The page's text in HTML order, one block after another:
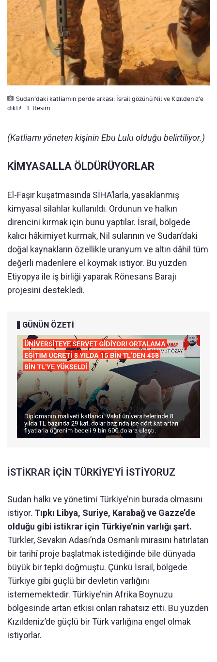
Sudan’daki katliamın perde arkası: İsrail gözünü Nil ve Kızıldeniz’e
dikti! - 1. Resim
(Katliamı yöneten kişinin Ebu Lulu olduğu belirtiliyor.)
KİMYASALLA ÖLDÜRÜYORLAR
El-Faşir kuşatmasında SİHA’larla, yasaklanmış
kimyasal silahlar kullanıldı. Ordunun ve halkın
direncini kırmak için bunu yaptılar. İsrail, bölgede
kalıcı hâkimiyet kurmak, Nil sularının ve Sudan’daki
doğal kaynakların özellikle uranyum ve altın dâhil tüm
değerli madenlere el koymak istiyor. Bu yüzden
Etiyopya ile iş birliği yaparak Rönesans Barajı
projesini destekledi.
GÜNÜN ÖZETİ
İSTİKRAR İÇİN TÜRKİYE'Yİ İSTİYORUZ
Sudan halkı ve yönetimi Türkiye’nin burada olmasını
istiyor. Tıpkı Libya, Suriye, Karabağ ve Gazze’de
olduğu gibi istikrar için Türkiye’nin varlığı şart.
Türkler, Sevakin Adası’nda Osmanlı mirasını hatırlatan
bir tarihî proje başlatmak istediğinde bile dünyada
büyük bir tepki doğmuştu. Çünkü İsrail, bölgede
Türkiye gibi güçlü bir devletin varlığını
istememektedir. Türkiye’nin Afrika Boynuzu
bölgesinde artan etkisi onları rahatsız etti. Bu yüzden
Kızıldeniz’de güçlü bir Türk varlığına engel olmak
istiyorlar.